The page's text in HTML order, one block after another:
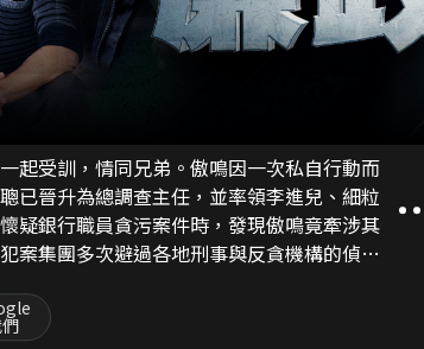
起受訓，情同兄弟。傲鳴因一次私自行動而
已晉升為總調查主任，並率領李進兒、細粒
疑銀行職員貪污案件時，發現傲鳴竟牽涉其
案集團多次避過各地刑事與反貪機構的偵
的初心，誓要將犯案集團繩之於法！